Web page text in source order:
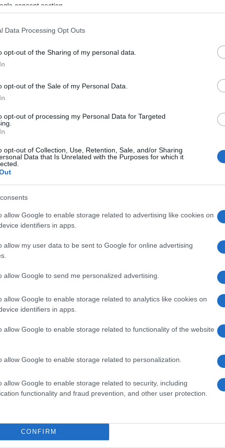
consent section.
Data Processing Opt Outs
opt-out of the Sharing of my personal data.
opt-out of the Sale of my Personal Data.
opt-out of processing my Personal Data for Targeted
opt-out of Collection, Use, Retention, Sale, and/or Sharing
Data that Is Unrelated with the Purposes for which it
allow Google to enable storage related to advertising like cookies on
identifiers in apps.
allow my user data to be sent to Google for online advertising
allow Google to send me personalized advertising.
allow Google to enable storage related to analytics like cookies on
identifiers in apps.
allow Google to enable storage related to functionality of the website
allow Google to enable storage related to personalization.
allow Google to enable storage related to security, including
functionality and fraud prevention, and other user protection.
CONFIRM
e proprio viaggio nel tempo. Con le sue
e le sue vedute panoramiche ti
momenti di assoluta tranquillità, lontano dal
L’atmosfera che si respira è quella della
ogni istante.
Il
va dal Romantico al Rococò. Immagina di
si erge maestosa nel cuore del borgo. Ogni
l’importanza che Scala ha avuto nel
su ciò che ha reso questo luogo così
solo ruderi, l’emozione di trovarti
culto straordinario è indescrivibile. La vista
spettacolare e ti farà sentire parte di una
Ti sei mai chiesto quanto possa essere